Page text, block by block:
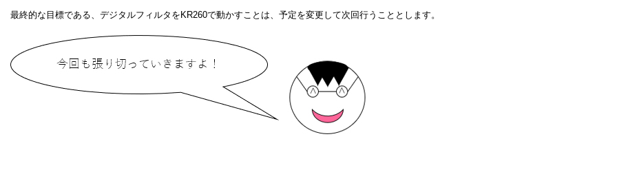
最終的な目標である、デジタルフィルタをKR260で動かすことは、予定を変更して次回行うこととします。